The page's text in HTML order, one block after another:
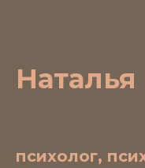
психолог,